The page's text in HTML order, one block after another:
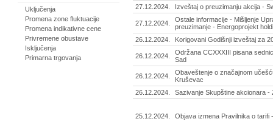
Uključenja
Promena zone fluktuacije
Promena indikativne cene
Privremene obustave
Isključenja
Primarna trgovanja
27.12.2024.
Izveštaj o preuzimanju akcija -
27.12.2024.
Ostale informacije - Mišljenje
preuzimanje - Energoprojekt
26.12.2024.
Korigovani Godišnji izveštaj za
26.12.2024.
Održana CCXXXIII pisana
Sad
26.12.2024.
Obaveštenje o značajnom
Kruševac
26.12.2024.
Sazivanje Skupštine akcionara -
25.12.2024. Objava izmena Pravilnika o tarifi